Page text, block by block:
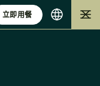
立即用餐